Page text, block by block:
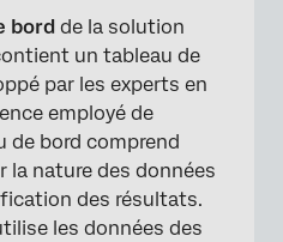
bord de la solution
un tableau de
par les experts en
employé de
de bord comprend
nature des données
des résultats.
les données des